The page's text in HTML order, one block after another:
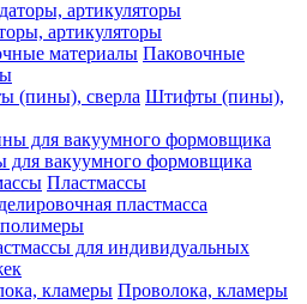
артикуляторы
Паковочные
Штифты (пины),
для вакуумного формовщика
Пластмассы
пластмасса
для индивидуальных
Проволока, кламеры